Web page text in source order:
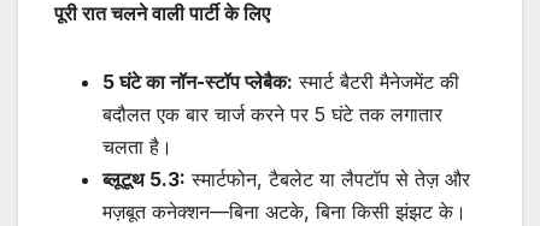
पूरीरातचलनेवालीपार्टीकेलिए
5घंटेकानॉन-स्टॉपप्लेबैक: स्मार्ट बैटरी मैनेजमेंट की
बदौलत एक बार चार्ज करने पर 5 घंटे तक लगातार
चलता है।
ब्लूटूथ 5.3: स्मार्टफोन, टैबलेट या लैपटॉप से तेज़ और
मज़बूत कनेक्शन—बिना अटके, बिना किसी झंझट के।